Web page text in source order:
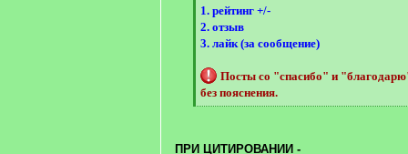
[
q
]
1. рейтинг +/-
2. отзыв
3. лайк (за сообщение)
Посты со "спасибо" и
без пояснения.
[
q
ПРИ ЦИТИРОВАНИИ -